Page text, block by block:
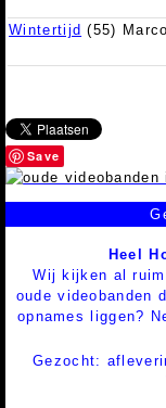
Wintertijd (55)
Save
Heel
Wij kijken al
oude videobanden
opnames liggen?
Gezocht: